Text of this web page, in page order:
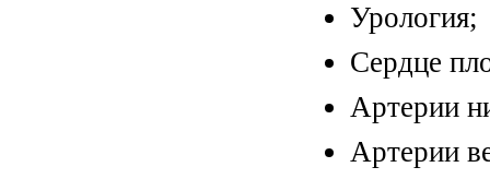
Урология;
Сердце
Артерии
Артерии